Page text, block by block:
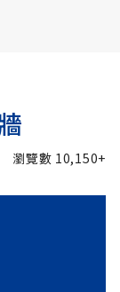
瀏覽數 10,150+